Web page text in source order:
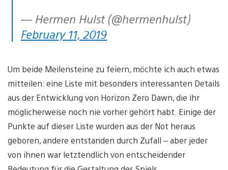
— Hermen Hulst (@hermenhulst)
February 11, 2019
Um beide Meilensteine zu feiern, möchte ich auch etwas
mitteilen: eine Liste mit besonders interessanten Details
aus der Entwicklung von Horizon Zero Dawn, die ihr
möglicherweise noch nie vorher gehört habt. Einige der
Punkte auf dieser Liste wurden aus der Not heraus
geboren, andere entstanden durch Zufall – aber jeder
von ihnen war letztendlich von entscheidender